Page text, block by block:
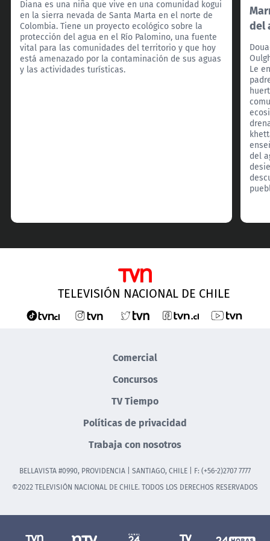
Diana es una niña que vive en una comunidad kogui
en la sierra nevada de Santa Marta en el norte de
Colombia. Tiene un proyecto ecológico sobre la
protección del agua en el Río Palomino, una fuente
vital para las comunidades del territorio y que hoy
está amenazado por la contaminación de sus aguas
y las actividades turísticas.
del
Le
del
TELEVISIÓN NACIONAL DE CHILE
Comercial
Concursos
TV Tiempo
Políticas de privacidad
Trabaja con nosotros
BELLAVISTA #0990, PROVIDENCIA | SANTIAGO, CHILE | F: (+56-2)2707 7777
©2022 TELEVISIÓN NACIONAL DE CHILE. TODOS LOS DERECHOS RESERVADOS